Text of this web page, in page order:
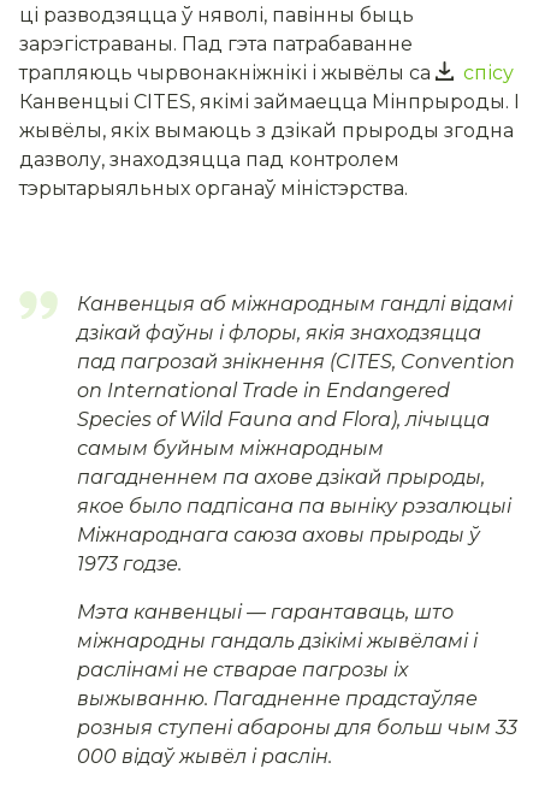
ці разводзяцца ў няволі, павінны быць
зарэгістраваны. Пад гэта патрабаванне
трапляюць чырвонакніжнікі і жывёлы са
спісу
Канвенцыі CITES, якімі займаецца Мінпрыроды. І
жывёлы, якіх вымаюць з дзікай прыроды згодна
дазволу, знаходзяцца пад контролем
тэрытарыяльных органаў міністэрства.
Канвенцыя аб міжнародным гандлі відамі
дзікай фаўны і флоры, якія знаходзяцца
пад пагрозай знікнення (CITES, Convention
on International Trade in Endangered
Species of Wild Fauna and Flora), лічыцца
самым буйным міжнародным
пагадненнем па ахове дзікай прыроды,
якое было падпісана па выніку рэзалюцыі
Міжнароднага саюза аховы прыроды ў
1973 годзе.
Мэта канвенцыі — гарантаваць, што
міжнародны гандаль дзікімі жывёламі і
раслінамі не стварае пагрозы іх
выжыванню. Пагадненне прадстаўляе
розныя ступені абароны для больш чым 33
000 відаў жывёл і раслін.